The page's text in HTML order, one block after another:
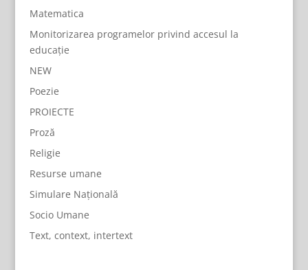
Matematica
Monitorizarea programelor privind accesul la
educație
NEW
Poezie
PROIECTE
Proză
Religie
Resurse umane
Simulare Națională
Socio Umane
Text, context, intertext